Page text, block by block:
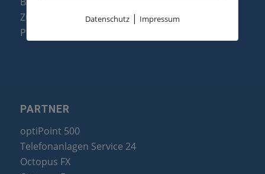
Zubehör & Ersatzteile
Produktzusammenfassung
PARTNER
optiPoint 500
Telefonanlagen Service 24
Octopus FX
Datenschutz| Impressum